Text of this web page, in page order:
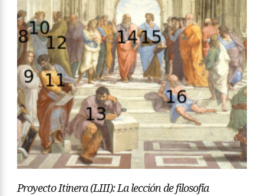
Proyecto Itinera (LIII): La lección de filosofía